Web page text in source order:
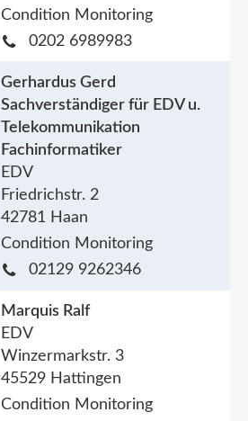
Condition Monitoring
0202 6989983
Gerhardus Gerd
Sachverständiger für EDV u.
Telekommunikation
Fachinformatiker
EDV
Friedrichstr. 2
42781 Haan
Condition Monitoring
02129 9262346
Marquis Ralf
EDV
Winzermarkstr. 3
45529 Hattingen
Condition Monitoring